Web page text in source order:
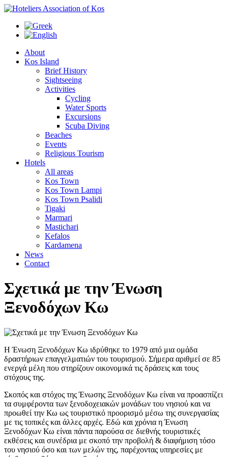
About
Kos Island
Brief History
Sightseeing
Activities
Cycling
Water Sports
Excursions
Scuba Diving
Beaches
Events
Religious Tourism
Hotels
All areas
Kos Town
Kos Town Lampi
Kos Town Psalidi
Tigaki
Marmari
Mastichari
Kefalos
Kardamena
News
Contact
Σχετικά με την Ένωση
Ξενοδόχων Κω
Η Ένωση Ξενοδόχων Κω ιδρύθηκε το 1979 από μια ομάδα
δραστήριων επαγγελματιών του τουρισμού. Σήμερα αριθμεί σε 85
ενεργά μέλη που στηρίζουν οικονομικά τις δράσεις και τους
στόχους της.
Σκοπός και στόχος της Ένωσης Ξενοδόχων Κω είναι να προασπίζει
τα συμφέροντα των ξενοδοχειακών μονάδων του νησιού και να
προωθεί την Κω ως τουριστικό προορισμό μέσω της συνεργασίας
με τις τοπικές και άλλες αρχές. Εδώ και χρόνια η Ένωση
Ξενοδόχων Κω είναι πάντα παρούσα σε διεθνής τουριστικές
εκθέσεις και συνέδρια με σκοπό την προβολή & διαφήμιση τόσο
του νησιού όσο και των μελών της, παρέχοντας υπηρεσίες με